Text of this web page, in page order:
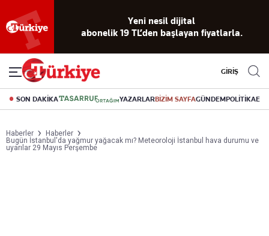
okuma
deneyimi
dijital arşiv
Akıllı haber
asistanı
Eski gazeteleri
indirme
canlı soru
cevap
GİRİŞ
SON DAKİKA YAZARLARBİZİM SAYFAGÜNDEMPOLİTİKA
Haberler
Haberler
Bugün İstanbul'da yağmur yağacak mı? Meteoroloji İstanbul hava durumu ve
uyarılar 29 Mayıs Perşembe